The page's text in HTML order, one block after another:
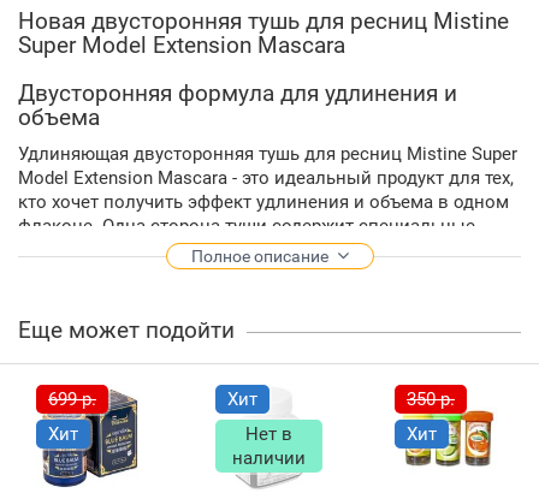
Новая двусторонняя тушь для ресниц Mistine
Super Model Extension Mascara
Двусторонняя формула для удлинения и
объема
Удлиняющая двусторонняя тушь для ресниц Mistine Super
Model Extension Mascara - это идеальный продукт для тех,
кто хочет получить эффект удлинения и объема в одном
флаконе. Одна сторона туши содержит специальные
волокна, которые удлиняют и разделяют ресницы, а
другая сторона обеспечивает объем и создает эффект
Высокое качество и безопасность
Тайская тушь для ресниц Mistine Super Model Extension
Mascara произведена из высококачественных
ингредиентов и прошла тестирование на безопасность.
Формула туши не содержит парабенов, сульфатов,
фталатов и других вредных веществ, поэтому вы можете
Полное описание
Еще может подойти
699 р.
Хит
Хит
Нет в
наличии
350 р.
Хит